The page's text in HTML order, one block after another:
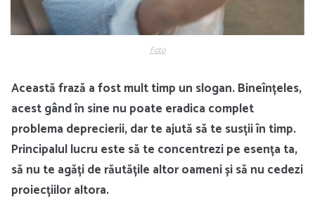
Foto
Această frază a fost mult timp un slogan. Bineînțeles,
acest gând în sine nu poate eradica complet
problema deprecierii, dar te ajută să te susții în timp.
Principalul lucru este să te concentrezi pe esența ta,
să nu te agăți de răutățile altor oameni și să nu cedezi
proiecțiilor altora.